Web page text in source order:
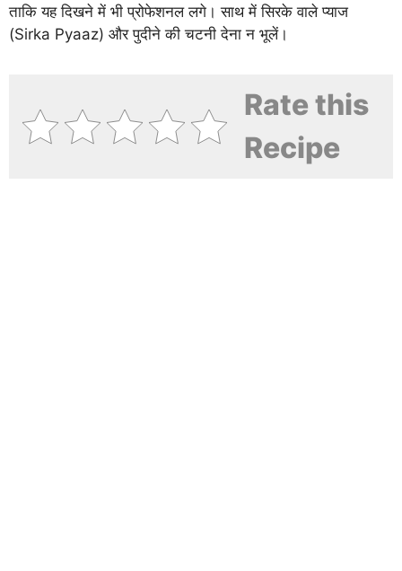
ताकि यह दिखने में भी प्रोफेशनल लगे। साथ में सिरके वाले प्याज
(Sirka Pyaaz) और पुदीने की चटनी देना न भूलें।
Rate this
Recipe